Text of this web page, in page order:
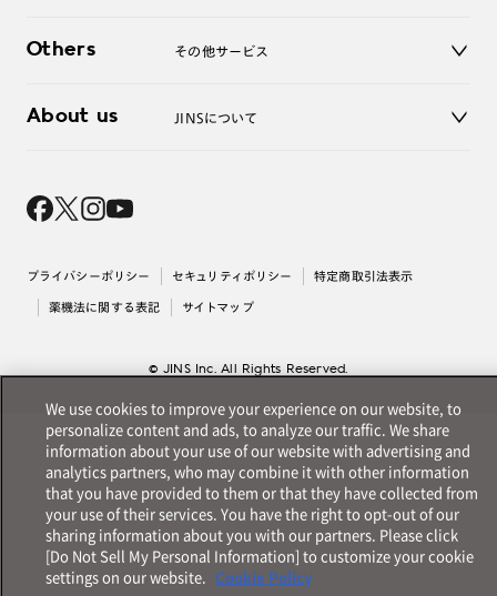
お問い合わせ
Others その他サービス
レンズ交換
About us JINSについて
採用情報
出店について
プライバシーポリシー セキュリティポリシー 特定商取引法表示
薬機法に関する表記 サイトマップ
© JINS Inc. All Rights Reserved.
We use cookies to improve your experience on our website, to
personalize content and ads, to analyze our traffic. We share
information about your use of our website with advertising and
analytics partners, who may combine it with other information
that you have provided to them or that they have collected from
your use of their services. You have the right to opt-out of our
sharing information about you with our partners. Please click
[Do Not Sell My Personal Information] to customize your cookie
settings on our website. Cookie Policy